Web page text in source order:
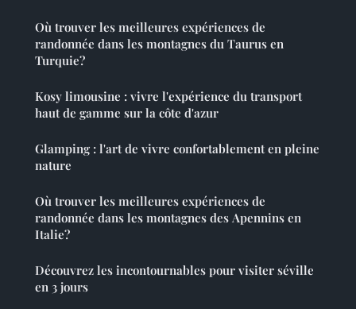
Où trouver les meilleures expériences de
randonnée dans les montagnes du Taurus en
Turquie?
Kosy limousine : vivre l'expérience du transport
haut de gamme sur la côte d'azur
Glamping : l'art de vivre confortablement en pleine
nature
Où trouver les meilleures expériences de
randonnée dans les montagnes des Apennins en
Italie?
Découvrez les incontournables pour visiter séville
en 3 jours